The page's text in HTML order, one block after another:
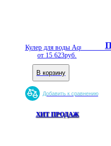
Кулер для воды Aqua Well 2-
от 15 623руб.
В корзину
Добавить к сравнению
ХИТ ПРОДАЖ